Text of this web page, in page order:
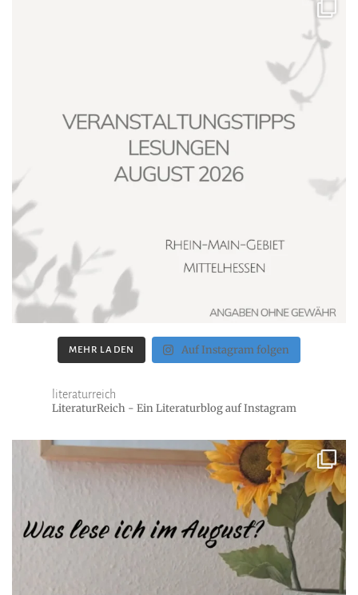
MEHR LADEN Auf Instagram folgen
literaturreich
LiteraturReich - Ein Literaturblog auf Instagram